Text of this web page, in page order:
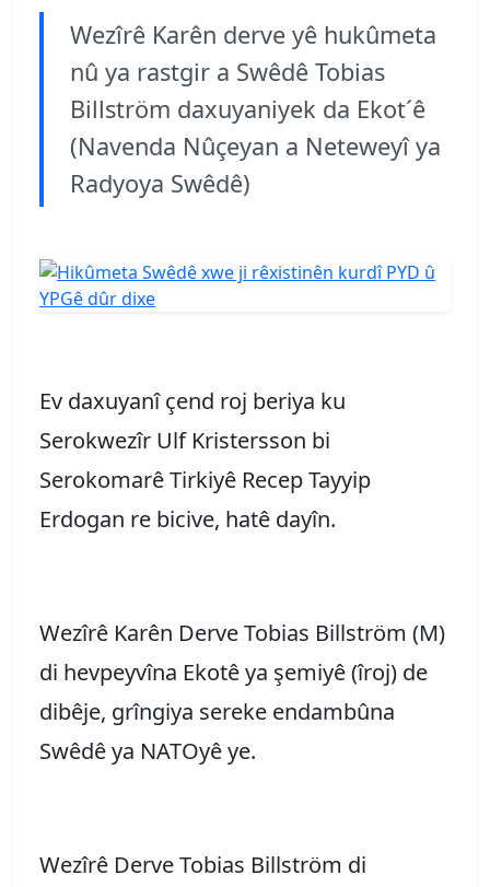
Wezîrê Karên derve yê hukûmeta
nû ya rastgir a Swêdê Tobias
Billström daxuyaniyek da Ekot´ê
(Navenda Nûçeyan a Neteweyî ya
Radyoya Swêdê)
Ev daxuyanî çend roj beriya ku
Serokwezîr Ulf Kristersson bi
Serokomarê Tirkiyê Recep Tayyip
Erdogan re bicive, hatê dayîn.
Wezîrê Karên Derve Tobias Billström (M)
di hevpeyvîna Ekotê ya şemiyê (îroj) de
dibêje, grîngiya sereke endambûna
Swêdê ya NATOyê ye.
Wezîrê Derve Tobias Billström di